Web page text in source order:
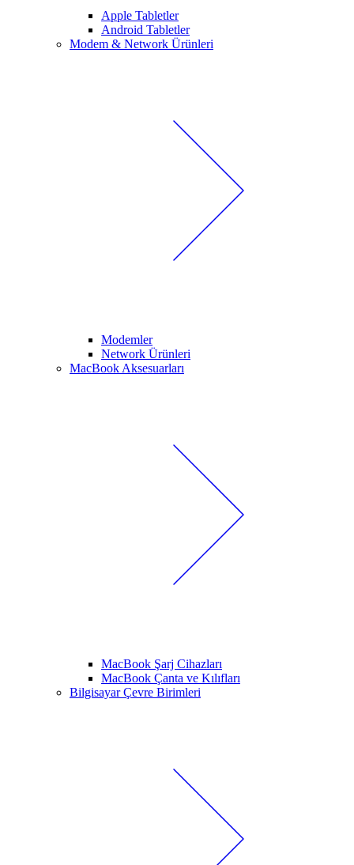
Apple Tabletler
Android Tabletler
Modem & Network Ürünleri
Modemler
Network Ürünleri
MacBook Aksesuarları
MacBook Şarj Cihazları
MacBook Çanta ve Kılıfları
Bilgisayar Çevre Birimleri